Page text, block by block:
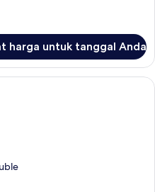
harga untuk tanggal Anda
Suite, pemandangan laut | Brankas,